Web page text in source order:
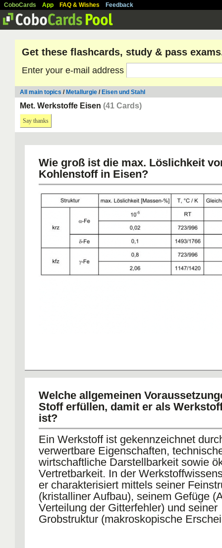
CoboCards App FAQ & Wishes Feedback
Get these flashcards, study & pass
Enter your e-mail address
All main topics / Metallurgie / Eisen und Stahl
Met. Werkstoffe Eisen (41 Cards)
Say thanks
Wie groß ist die max. Löslichkeit
Kohlenstoff in Eisen?
Welche allgemeinen
Stoff erfüllen, damit er als
ist?
Ein Werkstoff ist gekennzeichnet
verwertbare Eigenschaften,
wirtschaftliche Darstellbarkeit sowie
Vertretbarkeit. In der
er charakterisiert mittels seiner
(kristalliner Aufbau), seinem Gefüge
Verteilung der Gitterfehler) und seiner
Grobstruktur (makroskopische